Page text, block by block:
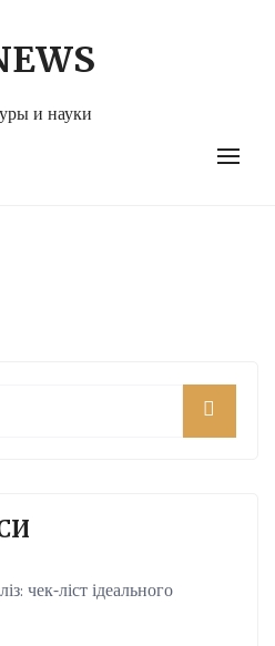
и науки
чек-ліст ідеального